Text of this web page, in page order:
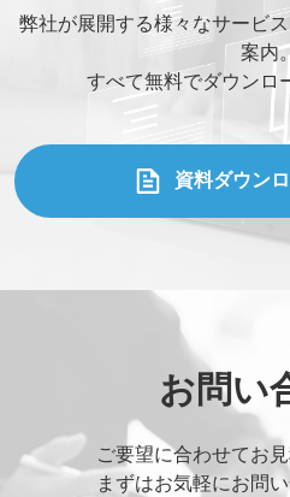
弊社が展開する様々なサービ
案内
すべて無料でダウンロ
資料ダウン
お問い
ご要望に合わせてお
まずはお気軽にお問